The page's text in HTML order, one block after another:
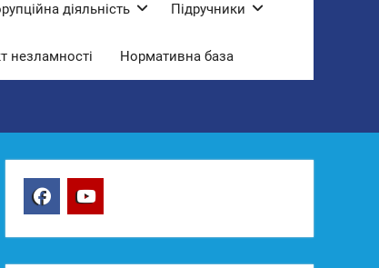
діяльність Підручники
незламності Нормативна база